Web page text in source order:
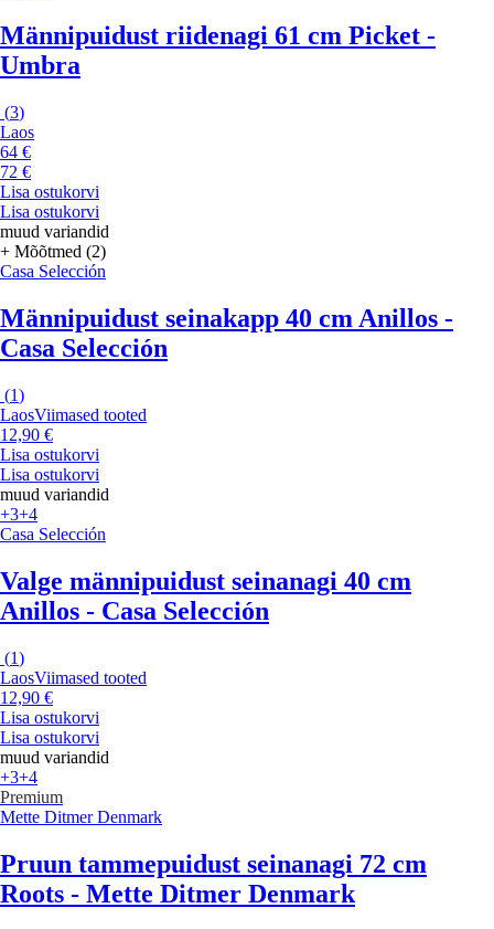
Männipuidust riidenagi 61 cm Picket -
Umbra
(3)
Laos
64 €
72 €
Lisa ostukorvi
Lisa ostukorvi
muud variandid
+ Mõõtmed (2)
Casa Selección
Männipuidust seinakapp 40 cm Anillos -
Casa Selección
(1)
LaosViimased tooted
12,90 €
Lisa ostukorvi
Lisa ostukorvi
muud variandid
+3+4
Casa Selección
Valge männipuidust seinanagi 40 cm
Anillos - Casa Selección
(1)
LaosViimased tooted
12,90 €
Lisa ostukorvi
Lisa ostukorvi
muud variandid
+3+4
Premium
Mette Ditmer Denmark
Pruun tammepuidust seinanagi 72 cm
Roots - Mette Ditmer Denmark